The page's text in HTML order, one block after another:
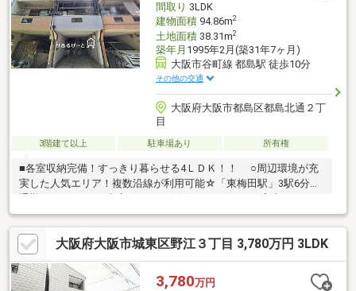
間取り 3LDK
建物面積94.86m2
土地面積38.31m2
築年月 1995年2月(築31年7ヶ月)
大阪市谷町線 都島駅 徒歩10分
その他の交通
大阪府大阪市都島区都島北通２丁
目
3階建て以上 駐車場あり 所有権
■各室収納完備！すっきり暮らせる4ＬＤＫ！！ ○周辺環境が充
実した人気エリア！複数沿線が利用可能☆「東梅田駅」3駅6分で
お使いです♪
大阪府大阪市城東区野江３丁目 3,780万円 3LDK
3,780万円